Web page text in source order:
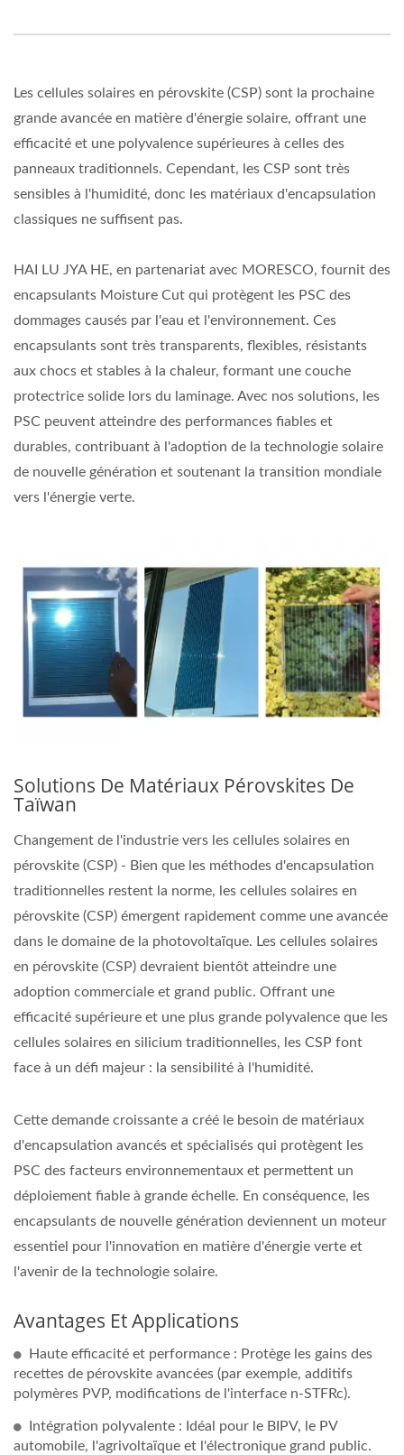
Les cellules solaires en pérovskite (CSP) sont la prochaine
grande avancée en matière d'énergie solaire, offrant une
efficacité et une polyvalence supérieures à celles des
panneaux traditionnels. Cependant, les CSP sont très
sensibles à l'humidité, donc les matériaux d'encapsulation
classiques ne suffisent pas.
HAI LU JYA HE, en partenariat avec MORESCO, fournit des
encapsulants Moisture Cut qui protègent les PSC des
dommages causés par l'eau et l'environnement. Ces
encapsulants sont très transparents, flexibles, résistants
aux chocs et stables à la chaleur, formant une couche
protectrice solide lors du laminage. Avec nos solutions, les
PSC peuvent atteindre des performances fiables et
durables, contribuant à l'adoption de la technologie solaire
de nouvelle génération et soutenant la transition mondiale
vers l'énergie verte.
Solutions De Matériaux Pérovskites De
Taïwan
Changement de l'industrie vers les cellules solaires en
pérovskite (CSP) - Bien que les méthodes d'encapsulation
traditionnelles restent la norme, les cellules solaires en
pérovskite (CSP) émergent rapidement comme une avancée
dans le domaine de la photovoltaïque. Les cellules solaires
en pérovskite (CSP) devraient bientôt atteindre une
adoption commerciale et grand public. Offrant une
efficacité supérieure et une plus grande polyvalence que les
cellules solaires en silicium traditionnelles, les CSP font
face à un défi majeur : la sensibilité à l'humidité.
Cette demande croissante a créé le besoin de matériaux
d'encapsulation avancés et spécialisés qui protègent les
PSC des facteurs environnementaux et permettent un
déploiement fiable à grande échelle. En conséquence, les
encapsulants de nouvelle génération deviennent un moteur
essentiel pour l'innovation en matière d'énergie verte et
l'avenir de la technologie solaire.
Avantages Et Applications
Haute efficacité et performance : Protège les gains des
recettes de pérovskite avancées (par exemple, additifs
polymères PVP, modifications de l'interface n-STFRc).
Intégration polyvalente : Idéal pour le BIPV, le PV
automobile, l'agrivoltaïque et l'électronique grand public.